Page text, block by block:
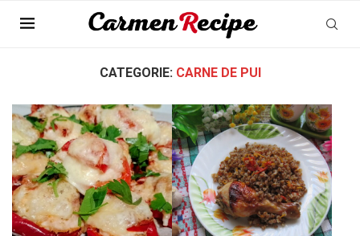
Carne de pui
CATEGORIE: CARNE DE PUI